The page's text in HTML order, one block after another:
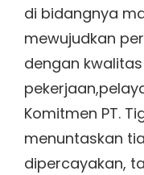
di bidangnya
mewujudkan
dengan kwalitas
Komitmen PT.
menuntaskan
dipercayakan,